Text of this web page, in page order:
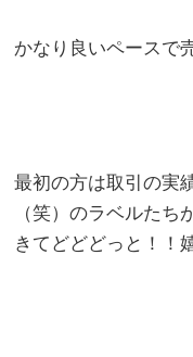
かなり良いペースで
最初の方は取引の実
（笑）のラベルた
きてどどどっと！！